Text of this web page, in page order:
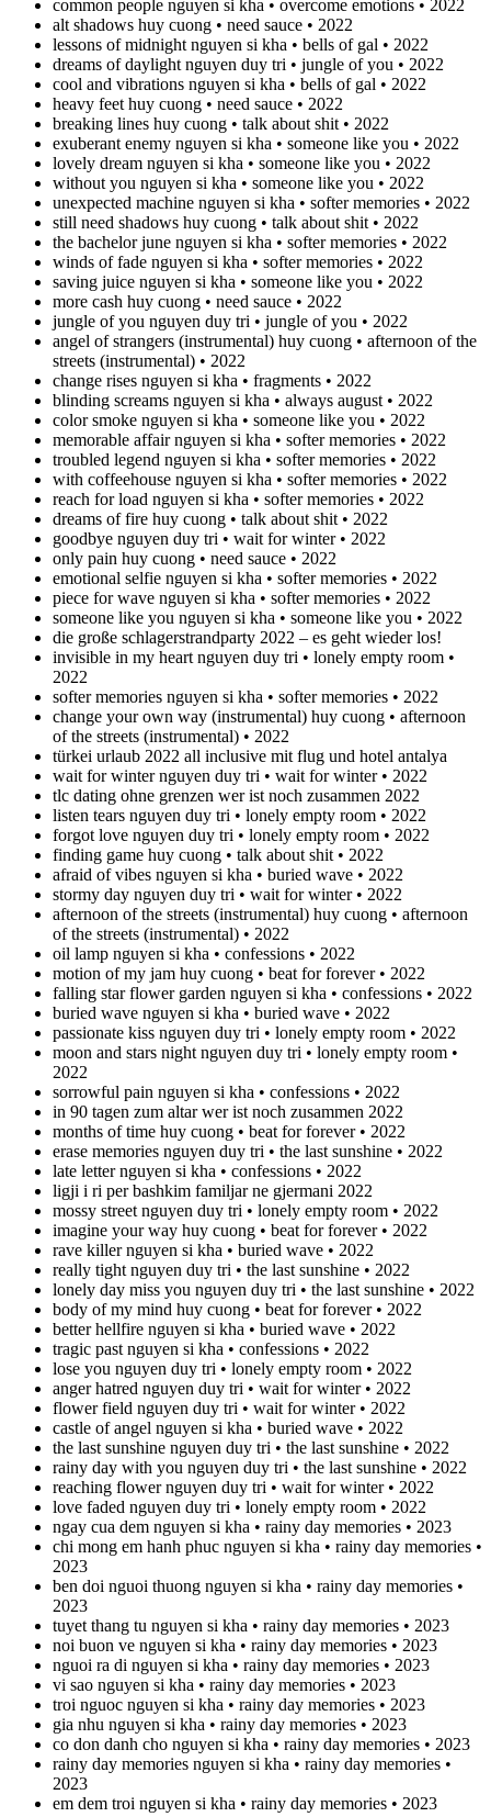
common people nguyen si kha • overcome emotions • 2022
alt shadows huy cuong • need sauce • 2022
lessons of midnight nguyen si kha • bells of gal • 2022
dreams of daylight nguyen duy tri • jungle of you • 2022
cool and vibrations nguyen si kha • bells of gal • 2022
heavy feet huy cuong • need sauce • 2022
breaking lines huy cuong • talk about shit • 2022
exuberant enemy nguyen si kha • someone like you • 2022
lovely dream nguyen si kha • someone like you • 2022
without you nguyen si kha • someone like you • 2022
unexpected machine nguyen si kha • softer memories • 2022
still need shadows huy cuong • talk about shit • 2022
the bachelor june nguyen si kha • softer memories • 2022
winds of fade nguyen si kha • softer memories • 2022
saving juice nguyen si kha • someone like you • 2022
more cash huy cuong • need sauce • 2022
jungle of you nguyen duy tri • jungle of you • 2022
angel of strangers (instrumental) huy cuong • afternoon of the
streets (instrumental) • 2022
change rises nguyen si kha • fragments • 2022
blinding screams nguyen si kha • always august • 2022
color smoke nguyen si kha • someone like you • 2022
memorable affair nguyen si kha • softer memories • 2022
troubled legend nguyen si kha • softer memories • 2022
with coffeehouse nguyen si kha • softer memories • 2022
reach for load nguyen si kha • softer memories • 2022
dreams of fire huy cuong • talk about shit • 2022
goodbye nguyen duy tri • wait for winter • 2022
only pain huy cuong • need sauce • 2022
emotional selfie nguyen si kha • softer memories • 2022
piece for wave nguyen si kha • softer memories • 2022
someone like you nguyen si kha • someone like you • 2022
die große schlagerstrandparty 2022 – es geht wieder los!
invisible in my heart nguyen duy tri • lonely empty room •
2022
softer memories nguyen si kha • softer memories • 2022
change your own way (instrumental) huy cuong • afternoon
of the streets (instrumental) • 2022
türkei urlaub 2022 all inclusive mit flug und hotel antalya
wait for winter nguyen duy tri • wait for winter • 2022
tlc dating ohne grenzen wer ist noch zusammen 2022
listen tears nguyen duy tri • lonely empty room • 2022
forgot love nguyen duy tri • lonely empty room • 2022
finding game huy cuong • talk about shit • 2022
afraid of vibes nguyen si kha • buried wave • 2022
stormy day nguyen duy tri • wait for winter • 2022
afternoon of the streets (instrumental) huy cuong • afternoon
of the streets (instrumental) • 2022
oil lamp nguyen si kha • confessions • 2022
motion of my jam huy cuong • beat for forever • 2022
falling star flower garden nguyen si kha • confessions • 2022
buried wave nguyen si kha • buried wave • 2022
passionate kiss nguyen duy tri • lonely empty room • 2022
moon and stars night nguyen duy tri • lonely empty room •
2022
sorrowful pain nguyen si kha • confessions • 2022
in 90 tagen zum altar wer ist noch zusammen 2022
months of time huy cuong • beat for forever • 2022
erase memories nguyen duy tri • the last sunshine • 2022
late letter nguyen si kha • confessions • 2022
ligji i ri per bashkim familjar ne gjermani 2022
mossy street nguyen duy tri • lonely empty room • 2022
imagine your way huy cuong • beat for forever • 2022
rave killer nguyen si kha • buried wave • 2022
really tight nguyen duy tri • the last sunshine • 2022
lonely day miss you nguyen duy tri • the last sunshine • 2022
body of my mind huy cuong • beat for forever • 2022
better hellfire nguyen si kha • buried wave • 2022
tragic past nguyen si kha • confessions • 2022
lose you nguyen duy tri • lonely empty room • 2022
anger hatred nguyen duy tri • wait for winter • 2022
flower field nguyen duy tri • wait for winter • 2022
castle of angel nguyen si kha • buried wave • 2022
the last sunshine nguyen duy tri • the last sunshine • 2022
rainy day with you nguyen duy tri • the last sunshine • 2022
reaching flower nguyen duy tri • wait for winter • 2022
love faded nguyen duy tri • lonely empty room • 2022
ngay cua dem nguyen si kha • rainy day memories • 2023
chi mong em hanh phuc nguyen si kha • rainy day memories •
2023
ben doi nguoi thuong nguyen si kha • rainy day memories •
2023
tuyet thang tu nguyen si kha • rainy day memories • 2023
noi buon ve nguyen si kha • rainy day memories • 2023
nguoi ra di nguyen si kha • rainy day memories • 2023
vi sao nguyen si kha • rainy day memories • 2023
troi nguoc nguyen si kha • rainy day memories • 2023
gia nhu nguyen si kha • rainy day memories • 2023
co don danh cho nguyen si kha • rainy day memories • 2023
rainy day memories nguyen si kha • rainy day memories •
2023
em dem troi nguyen si kha • rainy day memories • 2023